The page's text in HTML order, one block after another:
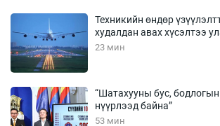
Техникийн өндөр
худалдан авах хүсэлтээ
23 мин
“Шатахууны бус,
нүүрлээд байна”
53 мин